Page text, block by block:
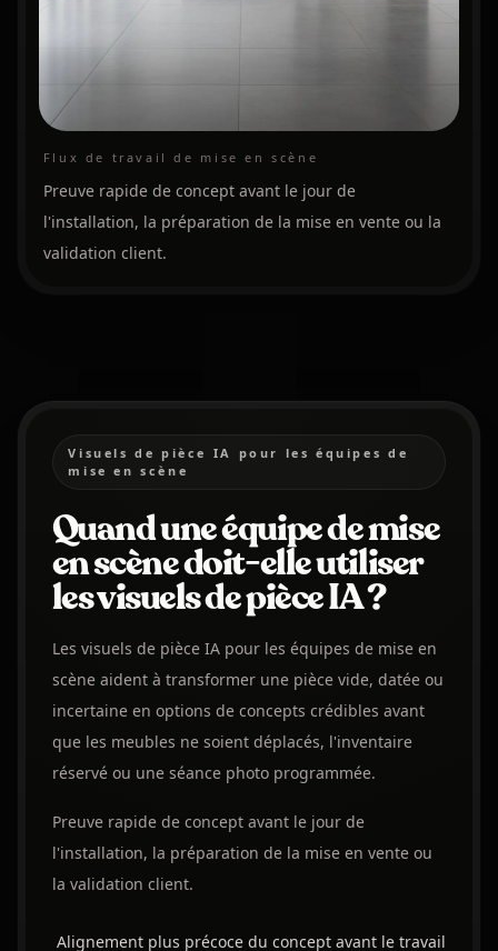
Flux de travail de mise en scène
Preuve rapide de concept avant le jour de
l'installation, la préparation de la mise en vente ou la
validation client.
Visuels de pièce IA pour les équipes de
mise en scène
Quand une équipe de mise
en scène doit-elle utiliser
les visuels de pièce IA ?
Les visuels de pièce IA pour les équipes de mise en
scène aident à transformer une pièce vide, datée ou
incertaine en options de concepts crédibles avant
que les meubles ne soient déplacés, l'inventaire
réservé ou une séance photo programmée.
Preuve rapide de concept avant le jour de
l'installation, la préparation de la mise en vente ou
la validation client.
Alignement plus précoce du concept avant le travail